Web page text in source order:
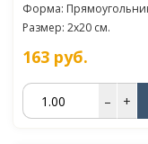
Форма:
Размер: 2x20 см.
163 руб.
– +